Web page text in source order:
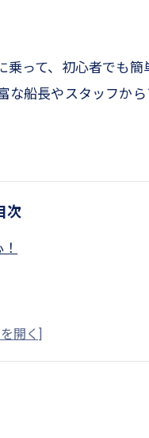
って、初心者でも
船長やスタッフか
次
最適！
も受けられる！